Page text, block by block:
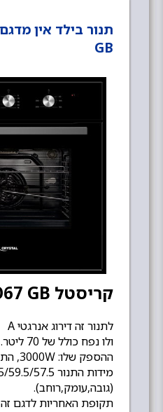
GB
קריסטל MO67 GB
לתנור זה דירוג אנרגטי A
ולו נפח כולל של 70 ליטר.
ההספק שלו: 3000W, התנור מגיע בצבע שחור.
(גובה,עומק,רוחב).
תקופת האחריות לדגם זה 1 שנים ע''י תדיראן.